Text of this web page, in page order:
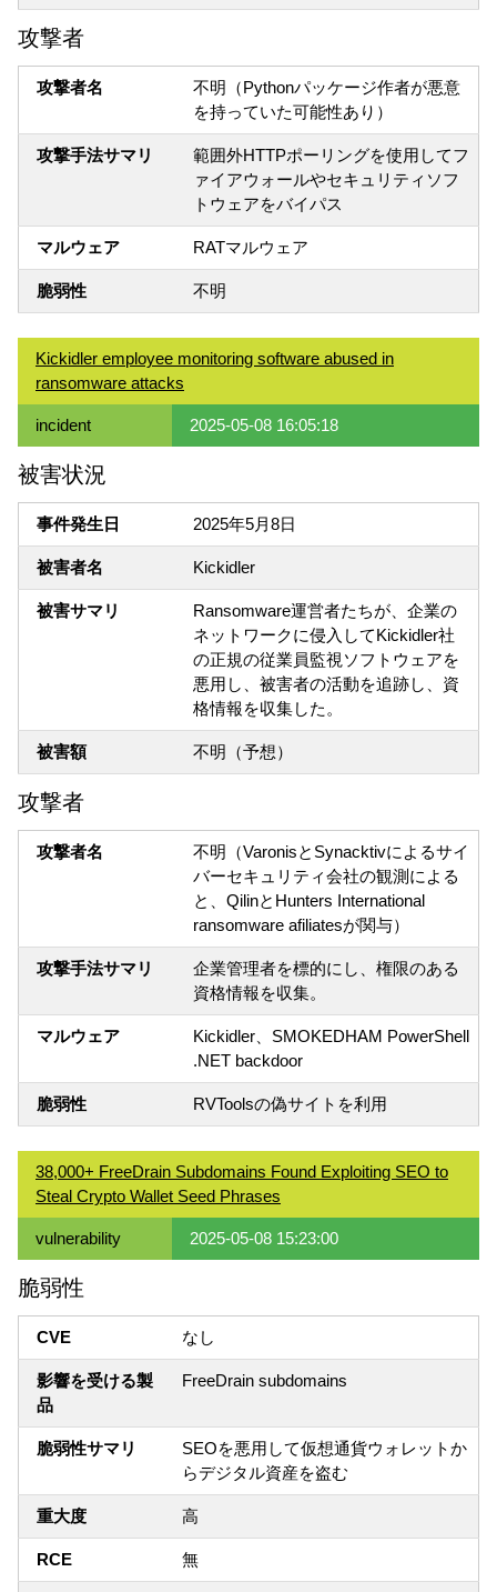
攻撃者
攻撃者名
不明（Pythonパッケージ作者が悪意
を持っていた可能性あり）
攻撃手法サマリ
範囲外HTTPポーリングを使用してフ
ァイアウォールやセキュリティソフ
トウェアをバイパス
マルウェア RATマルウェア
脆弱性 不明
Kickidler employee monitoring software abused in
ransomware attacks
incident 2025-05-08 16:05:18
被害状況
事件発生日 2025年5月8日
被害者名 Kickidler
被害サマリ
Ransomware運営者たちが、企業の
ネットワークに侵入してKickidler社
の正規の従業員監視ソフトウェアを
悪用し、被害者の活動を追跡し、資
格情報を収集した。
被害額 不明（予想）
攻撃者
攻撃者名
不明（VaronisとSynacktivによるサイ
バーセキュリティ会社の観測による
と、QilinとHunters International
ransomware afiliatesが関与）
攻撃手法サマリ
企業管理者を標的にし、権限のある
資格情報を収集。
マルウェア
Kickidler、SMOKEDHAM PowerShell
.NET backdoor
脆弱性 RVToolsの偽サイトを利用
38,000+ FreeDrain Subdomains Found Exploiting SEO to
Steal Crypto Wallet Seed Phrases
vulnerability 2025-05-08 15:23:00
脆弱性
CVE なし
影響を受ける製
品
FreeDrain subdomains
脆弱性サマリ
SEOを悪用して仮想通貨ウォレットか
らデジタル資産を盗む
重大度 高
RCE 無